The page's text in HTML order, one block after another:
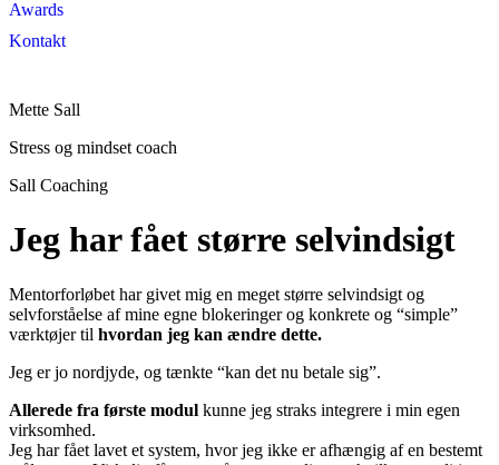
Awards
Kontakt
Mette Sall
Stress og mindset coach
Sall Coaching
Jeg har fået større selvindsigt
Mentorforløbet har givet mig en meget større selvindsigt og
selvforståelse af mine egne blokeringer og konkrete og “simple”
værktøjer til hvordan jeg kan ændre dette.
Jeg er jo nordjyde, og tænkte “kan det nu betale sig”.
Allerede fra første modul kunne jeg straks integrere i min egen
virksomhed.
Jeg har fået lavet et system, hvor jeg ikke er afhængig af en bestemt